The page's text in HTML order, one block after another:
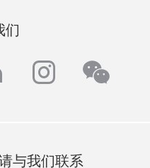
们
与我们联系